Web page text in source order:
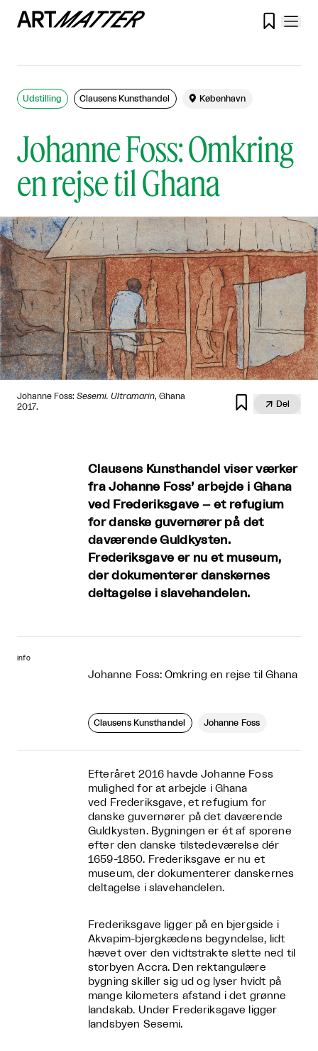

Johanne Foss: Omkring
en rejse til Ghana
Udstilling Clausens Kunsthandel  København
​​​​​Johanne Foss: Sesemi. Ultramarin, Ghana
2017.
  Del
Clausens Kunsthandel viser værker
fra Johanne Foss’ arbejde i Ghana
ved Frederiksgave – et refugium
for danske guvernører på det
daværende Guldkysten.
Frederiksgave er nu et museum,
der dokumenterer danskernes
deltagelse i slavehandelen.
info
Johanne Foss: Omkring en rejse til Ghana
Clausens Kunsthandel Johanne Foss
Efteråret 2016 havde Johanne Foss
mulighed for at arbejde i Ghana
ved Frederiksgave, et refugium for
danske guvernører på det daværende
Guldkysten. Bygningen er ét af sporene
efter den danske tilstedeværelse dér
1659-1850. Frederiksgave er nu et
museum, der dokumenterer danskernes
deltagelse i slavehandelen.
Frederiksgave ligger på en bjergside i
Akvapim-bjergkædens begyndelse, lidt
hævet over den vidtstrakte slette ned til
storbyen Accra. Den rektangulære
bygning skiller sig ud og lyser hvidt på
mange kilometers afstand i det grønne
landskab. Under Frederiksgave ligger
landsbyen Sesemi.